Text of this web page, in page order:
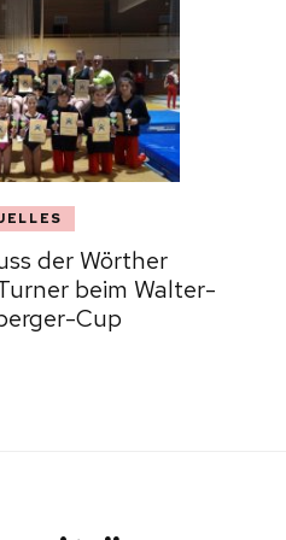
der Wörther
beim Walter-
Cup